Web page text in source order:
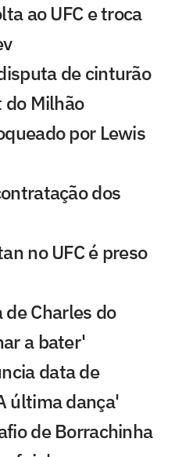
ao UFC e troca
de cinturão
do Milhão
por Lewis
dos
no UFC é preso
Charles do
a bater'
data de
última dança'
de Borrachinha